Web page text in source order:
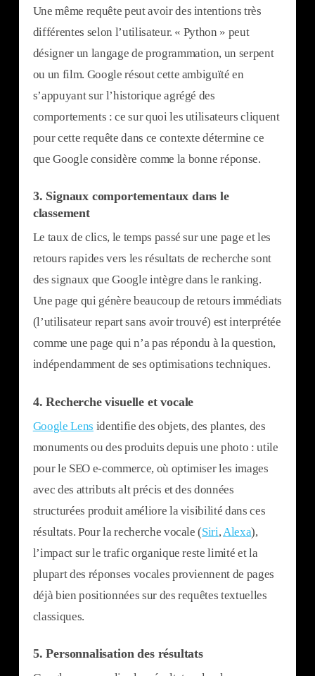
Une même requête peut avoir des intentions très
différentes selon l’utilisateur. « Python » peut
désigner un langage de programmation, un serpent
ou un film. Google résout cette ambiguïté en
s’appuyant sur l’historique agrégé des
comportements : ce sur quoi les utilisateurs cliquent
pour cette requête dans ce contexte détermine ce
que Google considère comme la bonne réponse.
3. Signaux comportementaux dans le
classement
Le taux de clics, le temps passé sur une page et les
retours rapides vers les résultats de recherche sont
des signaux que Google intègre dans le ranking.
Une page qui génère beaucoup de retours immédiats
(l’utilisateur repart sans avoir trouvé) est interprétée
comme une page qui n’a pas répondu à la question,
indépendamment de ses optimisations techniques.
4.Recherche visuelle et vocale
Google Lens identifie des objets, des plantes, des
monuments ou des produits depuis une photo : utile
pour le SEO e-commerce, où optimiser les images
avec des attributs alt précis et des données
structurées produit améliore la visibilité dans ces
résultats. Pour la recherche vocale (Siri,Alexa),
l’impact sur le trafic organique reste limité et la
plupart des réponses vocales proviennent de pages
déjà bien positionnées sur des requêtes textuelles
classiques.
5.Personnalisation des résultats